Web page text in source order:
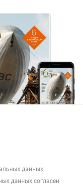
данных
данных согласен